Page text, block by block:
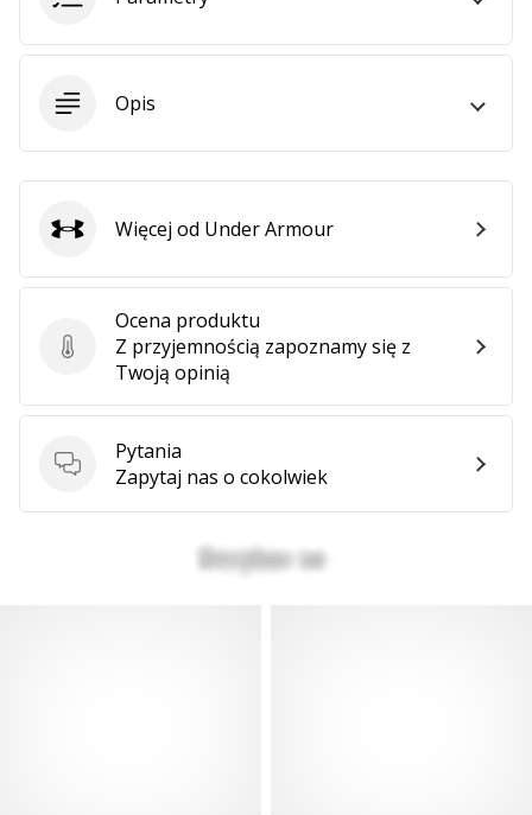
Opis
Ocena produktu
Ocena produktu
Z przyjemnością zapoznamy się z
Twoją opinią
Pytania
Pytania
Zapytaj nas o cokolwiek
Under Armour
Więcej od Under Armour